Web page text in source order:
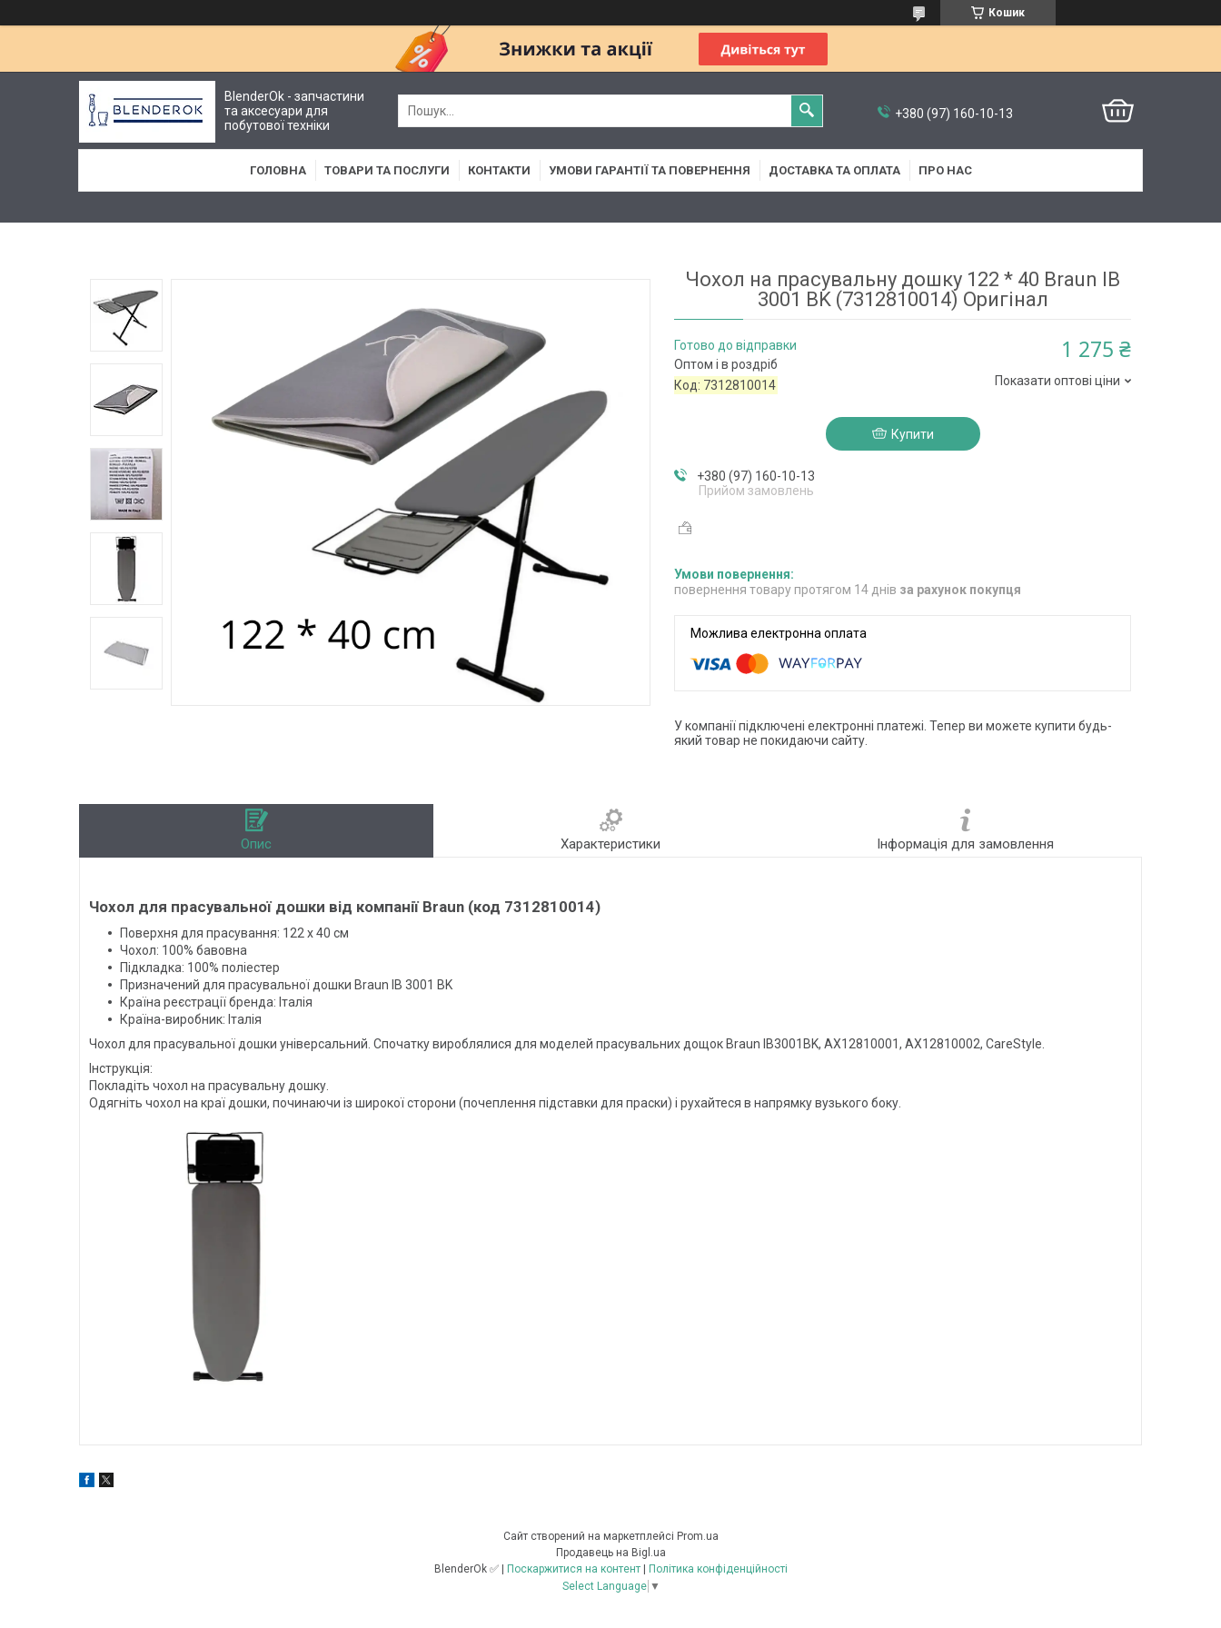
Кошик
BlenderOk - запчастини
та аксесуари для
побутової техніки
+380 (97) 160-10-13
ГОЛОВНА ТОВАРИ ТА ПОСЛУГИ КОНТАКТИ УМОВИ ГАРАНТІЇ ТА ПОВЕРНЕННЯ ДОСТАВКА ТА ОПЛАТА ПРО НАС
Чохол на прасувальну дошку 122 * 40 Braun IB
3001 BK (7312810014) Оригінал
Готово до відправки
Оптом і в роздріб
Код: 7312810014
1 275 ₴
Показати оптові ціни
Купити
+380 (97) 160-10-13
Прийом замовлень
повернення товару протягом 14 днів за рахунок покупця
У компанії підключені електронні платежі. Тепер ви можете купити будь-
який товар не покидаючи сайту.
Опис Характеристики Інформація для замовлення
Чохол для прасувальної дошки від компанії Braun (код 7312810014)
Поверхня для прасування: 122 x 40 см
Чохол: 100% бавовна
Підкладка: 100% поліестер
Призначений для прасувальної дошки Braun IB 3001 BK
Країна реєстрації бренда: Італія
Країна-виробник: Італія
Чохол для прасувальної дошки універсальний. Спочатку вироблялися для моделей прасувальних дощок Braun IB3001BK, AX12810001, AX12810002, CareStyle.
Інструкція:
Покладіть чохол на прасувальну дошку.
Одягніть чохол на краї дошки, починаючи із широкої сторони (почеплення підставки для праски) і рухайтеся в напрямку вузького боку.
Сайт створений на маркетплейсі Prom.ua
Продавець на Bigl.ua
Поскаржитися на контент
Політика конфіденційності
Select Language ▼